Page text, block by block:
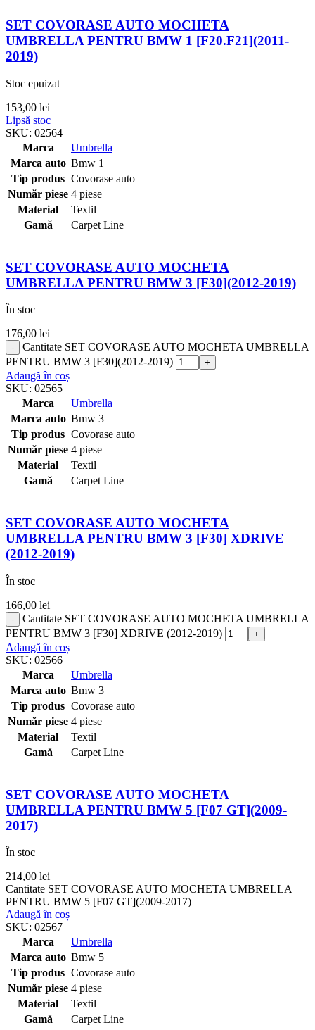
SET COVORASE AUTO MOCHETA
UMBRELLA PENTRU BMW 1 [F20.F21](2011-
2019)
Stoc epuizat
153,00 lei
Lipsă stoc
SKU: 02564
Marca
Umbrella
Marca auto Bmw 1
Tip produs Covorase auto
Număr piese 4 piese
Material
Textil
Gamă
Carpet Line
SET COVORASE AUTO MOCHETA
UMBRELLA PENTRU BMW 3 [F30](2012-2019)
În stoc
176,00 lei
Cantitate SET COVORASE AUTO MOCHETA UMBRELLA
PENTRU BMW 3 [F30](2012-2019)
Adaugă în coș
SKU: 02565
Marca
Umbrella
Marca auto Bmw 3
Tip produs Covorase auto
Număr piese 4 piese
Material
Textil
Gamă
Carpet Line
SET COVORASE AUTO MOCHETA
UMBRELLA PENTRU BMW 3 [F30] XDRIVE
(2012-2019)
În stoc
166,00 lei
Cantitate SET COVORASE AUTO MOCHETA UMBRELLA
PENTRU BMW 3 [F30] XDRIVE (2012-2019)
Adaugă în coș
SKU: 02566
Marca
Umbrella
Marca auto Bmw 3
Tip produs Covorase auto
Număr piese 4 piese
Material
Textil
Gamă
Carpet Line
SET COVORASE AUTO MOCHETA
UMBRELLA PENTRU BMW 5 [F07 GT](2009-
2017)
În stoc
214,00 lei
Cantitate SET COVORASE AUTO MOCHETA UMBRELLA
PENTRU BMW 5 [F07 GT](2009-2017)
Adaugă în coș
SKU: 02567
Marca
Umbrella
Marca auto Bmw 5
Tip produs Covorase auto
Număr piese 4 piese
Material
Textil
Gamă
Carpet Line